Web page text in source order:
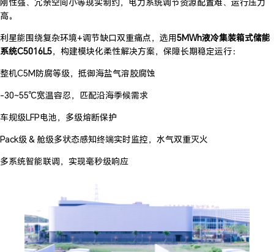
高。
利星能围绕复杂环境+调节缺口双重痛点，选用5MWh液冷集装箱式储能
系统C5016L5，构建模块化柔性解决方案，保障长期稳定运行：
整机C5M防腐等级，抵御海盐气溶胶腐蚀
-30~55℃宽温容忍，匹配沿海季候需求
车规级LFP电池，多级熔断保护
Pack级 & 舱级多状态感知终端实时监控，水气双重灭火
多系统智能联调，实现毫秒级响应